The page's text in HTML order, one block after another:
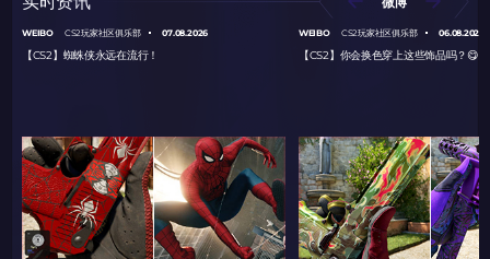
WEIBO CS2玩家社区俱乐部 07.08.2026
【CS2】蜘蛛侠永远在流行！
WEIBO CS2玩家社区俱乐部 06.08.2026
【CS2】你会换色穿上这些饰品吗？😋